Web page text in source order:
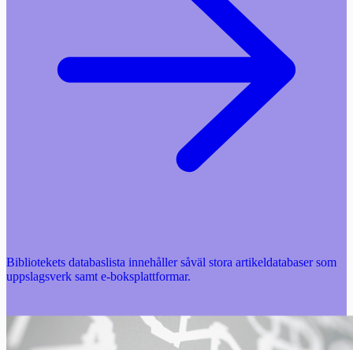
Bibliotekets databaslista innehåller såväl stora artikeldatabaser som
uppslagsverk samt e-boksplattformar.